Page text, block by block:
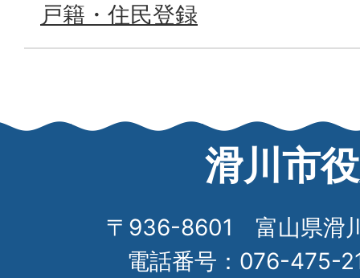
戸籍・住民登録
滑川市
〒936-8601 富山県滑
電話番号：076-475-